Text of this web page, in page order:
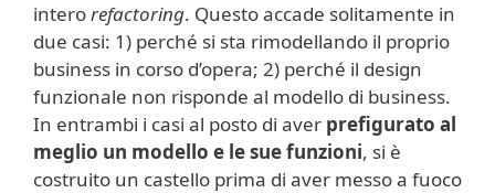
interorefactoring. Questo accade solitamente in
due casi: 1) perché si sta rimodellando il proprio
business in corso d’opera; 2) perché il design
funzionale non risponde al modello di business.
In entrambi i casi al posto di aver prefigurato al
meglio un modello e le sue funzioni, si è
costruito un castello prima di aver messo a fuoco